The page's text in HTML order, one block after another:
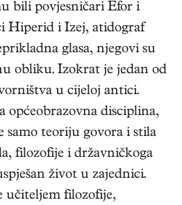
bili povjesničari Efor i
Hiperid i Izej, atidograf
glasa, njegovi su
obliku. Izokrat je jedan od
u cijeloj antici.
općeobrazovna disciplina,
samo teoriju govora i stila
filozofije i državničkoga
život u zajednici.
učiteljem filozofije,